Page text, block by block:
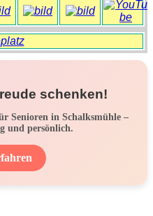
schenken!
Senioren in Schalksmühle –
und persönlich.